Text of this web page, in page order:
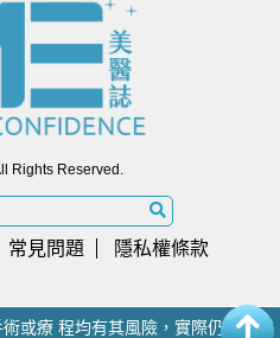
Rights Reserved.
常見問題 隱私權條款
或療 程均有其風險，實際仍須由醫